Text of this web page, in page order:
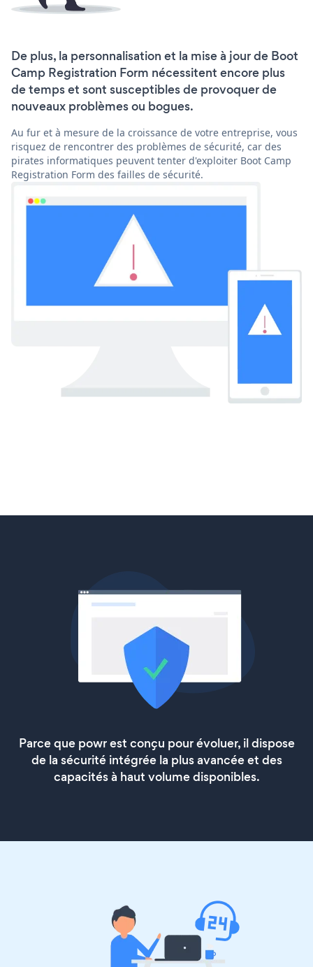
De plus, la personnalisation et la mise à jour de Boot
Camp Registration Form nécessitent encore plus
de temps et sont susceptibles de provoquer de
nouveaux problèmes ou bogues.
Au fur et à mesure de la croissance de votre entreprise, vous
risquez de rencontrer des problèmes de sécurité, car des
pirates informatiques peuvent tenter d'exploiter Boot Camp
Registration Form des failles de sécurité.
Parce que powr est conçu pour évoluer, il dispose
de la sécurité intégrée la plus avancée et des
capacités à haut volume disponibles.